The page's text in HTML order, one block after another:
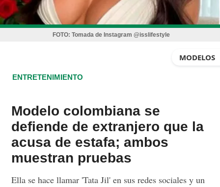
FOTO: Tomada de Instagram @isslifestyle
MODELOS
ENTRETENIMIENTO
Modelo colombiana se
defiende de extranjero que la
acusa de estafa; ambos
muestran pruebas
Ella se hace llamar 'Tata Jil' en sus redes sociales y un